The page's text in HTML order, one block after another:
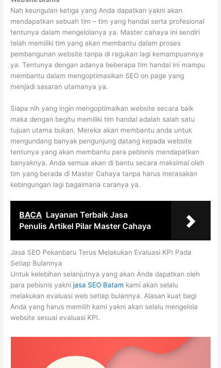
Nah keungulan ketiga yang Anda dapatkan yakni akan
mendapatkan sebuah tim – tim yang handal serta profesional
tentunya dalam mengelolanya ya. Master cahaya ini sendiri
telah memiliki tim yang akan membantu dalam proses
pembangunan website tanpa di ragukan lagi kemampuannya
ya. Tentunya dengan adanya beberapa tim handal ini mampu
membantu dalam mengoptimasikan SEO on page yang
menjadi sasaran utamanya ya.
Siapa nih yang ingin mengoptimalkan website secara baik
maka dengan begitu memiliki tim handal adalah salah satu
tujuan utama bukan. Mereka akan membantu anda untuk
mengundang banyak pengunjung datang kepada website
tentunya yang akan membantu para pebisnis mendapatkan
banyaknya. Anda semua akan di bantu secara maksimal oleh
tim yang berada di Master Cahaya tanpa harus merasakan
kebingungan lagi bagaimana caranya ya.
BACA Layanan Terbaik Jasa
Penulis Artikel Pilar Master Cahaya
Jasa SEO Pekanbaru Terus Melakukan Evaluasi KPI Pada
Setiap Bulannya
Untuk kelebihan selanjutnya yang akan Anda dapatkan oleh
para pebisnis yaknijasa SEO Batam kami akan selalu
melakukan evaluasi web setiap bulannya. Alasan kuat bagi
Anda yang harus memilih kami yakni akan selalu mengelola
website sesuai evaluasi KPI.